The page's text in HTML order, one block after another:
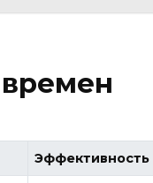
Эффективность